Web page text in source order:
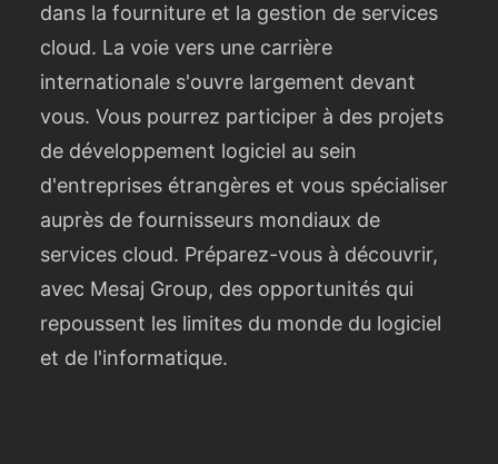
dans la fourniture et la gestion de services
cloud. La voie vers une carrière
internationale s'ouvre largement devant
vous. Vous pourrez participer à des projets
de développement logiciel au sein
d'entreprises étrangères et vous spécialiser
auprès de fournisseurs mondiaux de
services cloud. Préparez-vous à découvrir,
avec Mesaj Group, des opportunités qui
repoussent les limites du monde du logiciel
et de l'informatique.